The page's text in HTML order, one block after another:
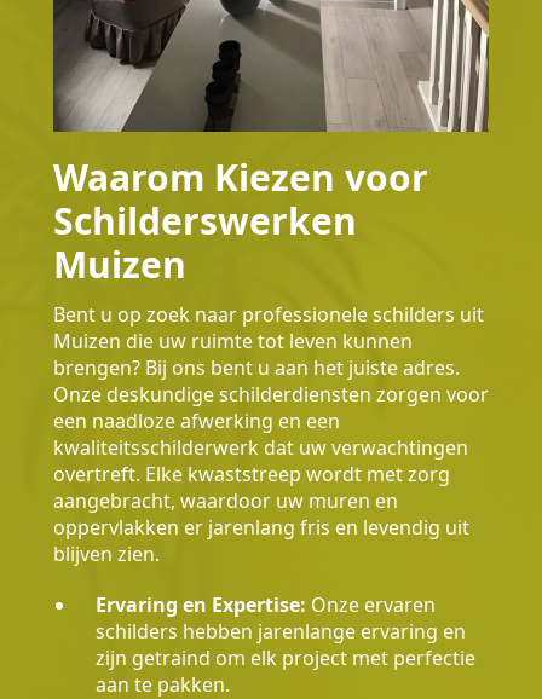
Waarom Kiezen voor
Schilderswerken
Muizen
Bent u op zoek naar professionele schilders uit
Muizen die uw ruimte tot leven kunnen
brengen? Bij ons bent u aan het juiste adres.
Onze deskundige schilderdiensten zorgen voor
een naadloze afwerking en een
kwaliteitsschilderwerk dat uw verwachtingen
overtreft. Elke kwaststreep wordt met zorg
aangebracht, waardoor uw muren en
oppervlakken er jarenlang fris en levendig uit
blijven zien.
Ervaring en Expertise: Onze ervaren
schilders hebben jarenlange ervaring en
zijn getraind om elk project met perfectie
aan te pakken.